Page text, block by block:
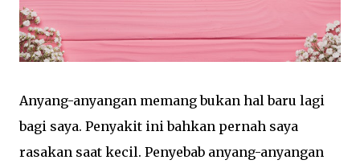
Anyang-anyangan memang bukan hal baru lagi
bagi saya. Penyakit ini bahkan pernah saya
rasakan saat kecil. Penyebab anyang-anyangan